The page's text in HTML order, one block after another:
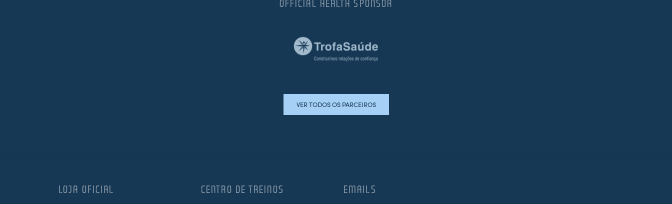
OFFICIAL HEALTH SPONSOR
VER TODOS OS PARCEIROS
LOJA OFICIAL CENTRO DE TREINOS EMAILS